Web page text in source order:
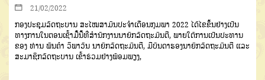
21/02/2022
ກອງປະຊຸມລັດຖະບານ ສະໄໝສາມັນປະຈຳເດືອນກຸມພາ 2022 ໄດ້ໄຂຂຶ້ນຢ່າງເປັນ
ທາງການໃນຕອນເຊົ້າມື້ນີ້ທີ່ສໍານັກງານນາຍົກລັດຖະມົນຕີ, ພາຍໃຕ້ການເປັນປະທານ
ຂອງ ທ່ານ ພັນຄຳ ວິພາວັນ ນາຍົກລັດຖະມົນຕີ, ມີບັນດາຮອງນາຍົກລັດຖະມົນຕີ ແລະ
ສະມາຊິກລັດຖະບານ ເຂົ້າຮ່ວມຢ່າງພ້ອມພຽງ,